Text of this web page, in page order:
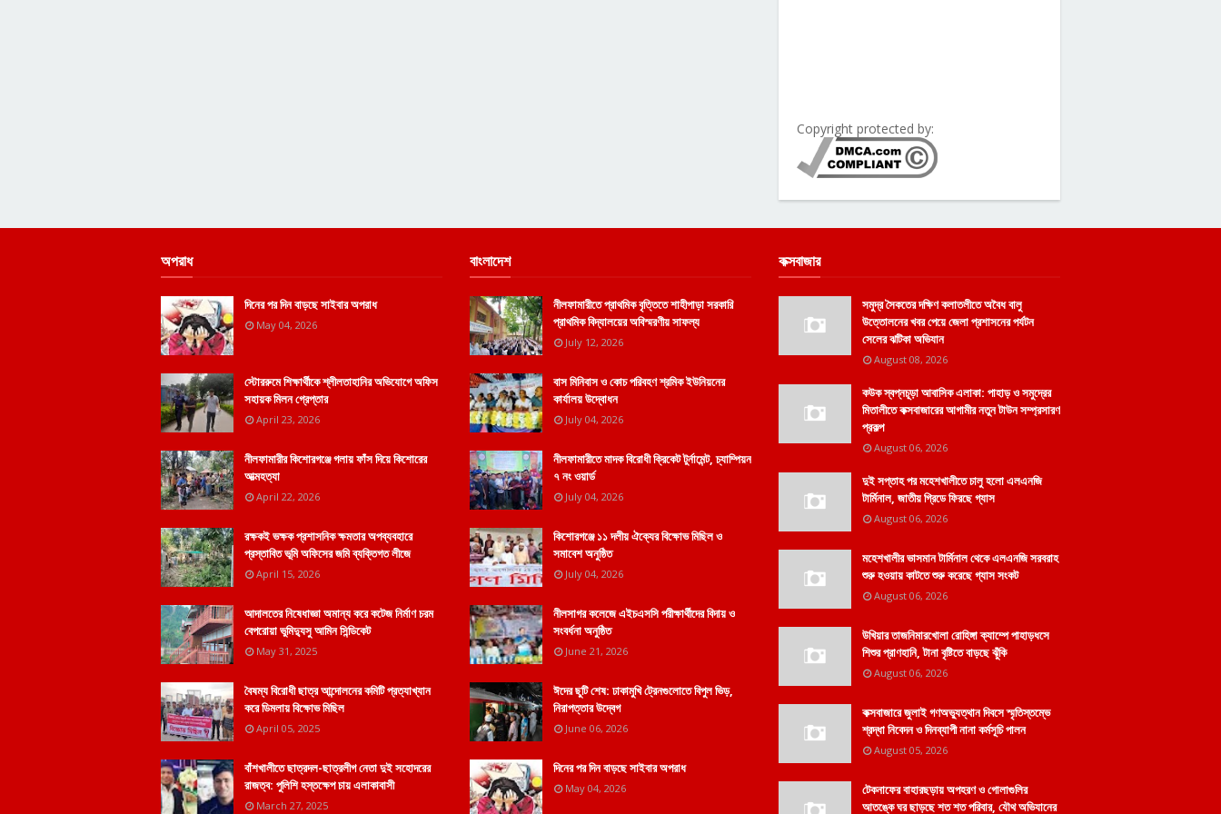
Copyright protected by:
অপরাধ
দিনের পর দিন বাড়ছে সাইবার অপরাধ
May 04, 2026
স্টোররুমে শিক্ষার্থীকে শ্লীলতাহানির অভিযোগে অফিস
সহায়ক মিলন গ্রেপ্তার
April 23, 2026
নীলফামারীর কিশোরগঞ্জে গলায় ফাঁস দিয়ে কিশোরের
আত্মহত্যা
April 22, 2026
রক্ষকই ভক্ষক প্রশাসনিক ক্ষমতার অপব্যবহারে
প্রস্তাবিত ভূমি অফিসের জমি ব্যক্তিগত লীজে
April 15, 2026
আদালতের নিষেধাজ্ঞা অমান্য করে কটেজ নির্মাণ চরম
বেপরোয়া ভুমিদ্যুসু আমিন সিন্ডিকেট
May 31, 2025
বৈষম্য বিরোধী ছাত্র আন্দোলনের কমিটি প্রত্যাখ্যান
করে ডিমলায় বিক্ষোভ মিছিল
April 05, 2025
বাঁশখালীতে ছাত্রদল-ছাত্রলীগ নেতা দুই সহোদরের
রাজত্ব: পুলিশি হস্তক্ষেপ চায় এলাকাবাসী
March 27, 2025
বাংলাদেশ
নীলফামারীতে প্রাথমিক বৃত্তিতে শাহীপাড়া সরকারি
প্রাথমিক বিদ্যালয়ের অবিস্মরণীয় সাফল্য
July 12, 2026
বাস মিনিবাস ও কোচ পরিবহণ শ্রমিক ইউনিয়নের
কার্যালয় উদ্বোধন
July 04, 2026
নীলফামারীতে মাদক বিরোধী ক্রিকেট টুর্নামেন্ট, চ্যাম্পিয়ন
৭ নং ওয়ার্ড
July 04, 2026
কিশোরগঞ্জে ১১ দলীয় ঐক্যের বিক্ষোভ মিছিল ও
সমাবেশ অনুষ্ঠিত
July 04, 2026
নীলসাগর কলেজে এইচএসসি পরীক্ষার্থীদের বিদায় ও
সংবর্ধনা অনুষ্ঠিত
June 21, 2026
ঈদের ছুটি শেষ: ঢাকামুখি ট্রেনগুলোতে বিপুল ভিড়,
নিরাপত্তার উদ্বেগ
June 06, 2026
দিনের পর দিন বাড়ছে সাইবার অপরাধ
May 04, 2026
কক্সবাজার
সমুদ্র সৈকতের দক্ষিণ কলাতলীতে অবৈধ বালু
উত্তোলনের খবর পেয়ে জেলা প্রশাসনের পর্যটন
সেলের ঝটিকা অভিযান
August 08, 2026
কউক স্বপ্নচূড়া আবাসিক এলাকা: পাহাড় ও সমুদ্রের
মিতালীতে কক্সবাজারের আগামীর নতুন টাউন সম্প্রসারণ
প্রকল্প
August 06, 2026
দুই সপ্তাহ পর মহেশখালীতে চালু হলো এলএনজি
টার্মিনাল, জাতীয় গ্রিডে ফিরছে গ্যাস
August 06, 2026
মহেশখালীর ভাসমান টার্মিনাল থেকে এলএনজি সরবরাহ
শুরু হওয়ায় কাটতে শুরু করেছে গ্যাস সংকট
August 06, 2026
উখিয়ার তাজনিমারখোলা রোহিঙ্গা ক্যাম্পে পাহাড়ধসে
শিশুর প্রাণহানি, টানা বৃষ্টিতে বাড়ছে ঝুঁকি
August 06, 2026
কক্সবাজারে জুলাই গণঅভ্যুত্থান দিবসে স্মৃতিস্তম্ভে
শ্রদ্ধা নিবেদন ও দিনব্যাপী নানা কর্মসূচি পালন
August 05, 2026
টেকনাফের বাহারছড়ায় অপহরণ ও গোলাগুলির
আতঙ্কে ঘর ছাড়ছে শত শত পরিবার, যৌথ অভিযানের